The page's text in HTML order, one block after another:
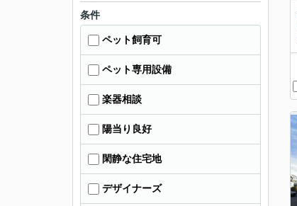
条件
ペット飼育可
ペット専用設備
楽器相談
陽当り良好
閑静な住宅地
デザイナーズ